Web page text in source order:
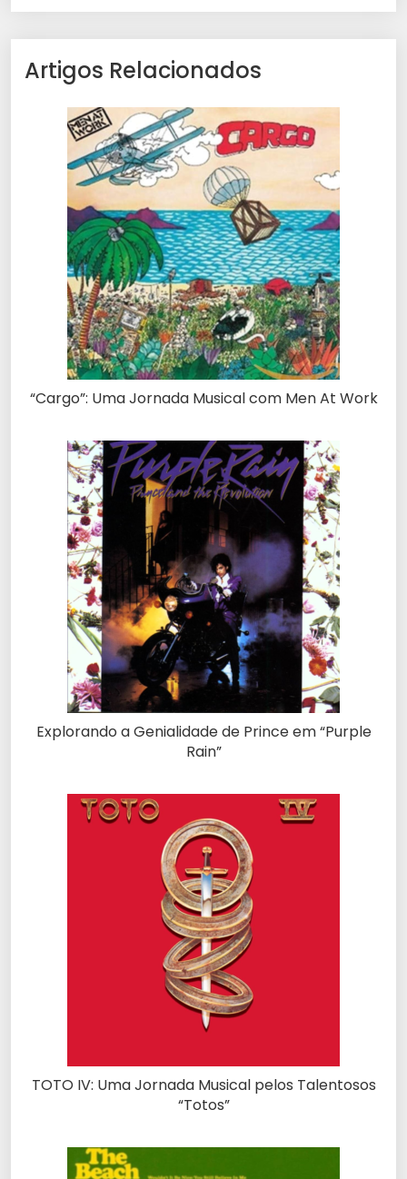
Artigos Relacionados
“Cargo”: Uma Jornada Musical com Men At Work
Explorando a Genialidade de Prince em “Purple
Rain”
TOTO IV: Uma Jornada Musical pelos Talentosos
“Totos”